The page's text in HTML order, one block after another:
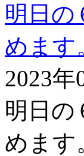
明日の
めます
2023年
明日の
めます